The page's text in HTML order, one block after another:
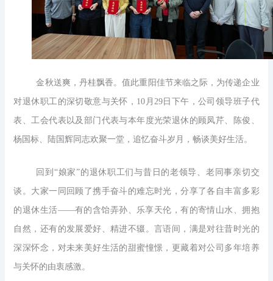
金秋送爽，丹桂飘香。值此重阳佳节来临之际，为传递企业
对退休职工的深切敬意与关怀，10月29日下午，公司领导班子代
表、工会代表以及部门代表与本年度光荣退休的顾凤芹、陈俊、
杨国标、陆国辉同志欢聚一堂，追忆奋斗岁月，畅谈美好生活。
回到“娘家”的退休职工们与昔日的老领导、老同事亲切交
谈。大家一同回顾了携手奋斗的难忘时光，分享了各自丰富多彩
的退休生活——有的含饴弄孙、乐享天伦，有的寄情山水、拥抱
自然，还有的发展爱好、精进不辍。言语间，满是对往昔时光的
深深怀念，对未来美好生活的甜蜜憧憬，更藏着对公司多年培养
与关怀的由衷感激。